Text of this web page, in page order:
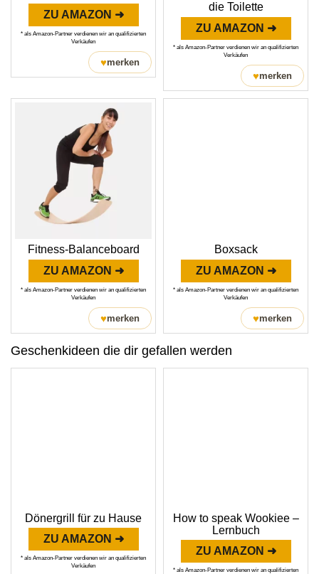
ZU AMAZON ➜
* als Amazon-Partner verdienen wir an qualifizierten
Verkäufen
♥merken
die Toilette
ZU AMAZON ➜
* als Amazon-Partner verdienen wir an qualifizierten
Verkäufen
♥merken
Fitness-Balanceboard
ZU AMAZON ➜
* als Amazon-Partner verdienen wir an qualifizierten
Verkäufen
♥merken
Boxsack
ZU AMAZON ➜
* als Amazon-Partner verdienen wir an qualifizierten
Verkäufen
♥merken
Geschenkideen die dir gefallen werden
Dönergrill für zu Hause
ZU AMAZON ➜
* als Amazon-Partner verdienen wir an qualifizierten
Verkäufen
How to speak Wookiee –
Lernbuch
ZU AMAZON ➜
* als Amazon-Partner verdienen wir an qualifizierten